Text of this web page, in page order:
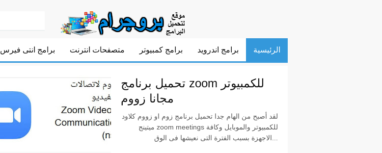
الرئيسية برامج اندرويد برامج كمبيوتر متصفحات انترنت برامج انتى فيرس
تحميل برنامج zoom للكمبيوتر
مجانا زووم
لقد أصبح من الهام جدا تحميل برنامج زوم او زووم كلاود
ميتينج zoom meetings للكمبيوتر والموبايل وكافة